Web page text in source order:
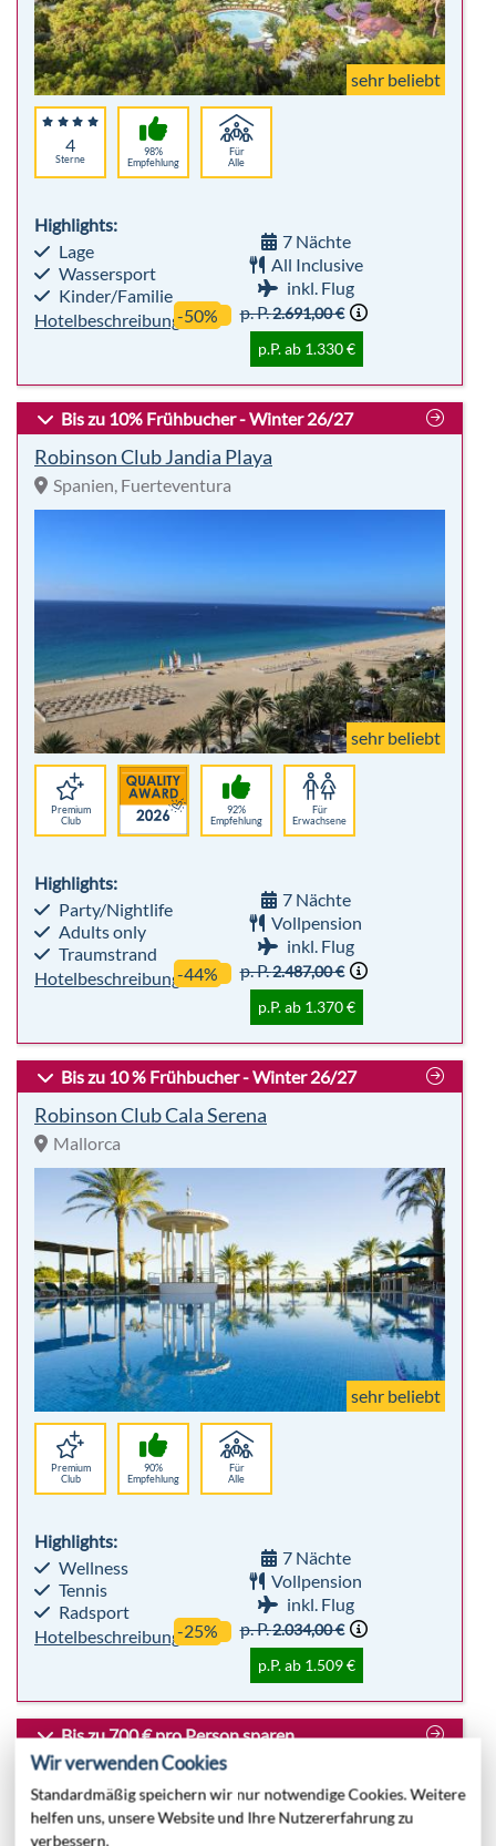
Highlights:
Lage
Wassersport
Kinder/Familie
Hotelbeschreibung
7 Nächte
All Inclusive
p. P.
Bis zu 10% Frühbucher - Winter 26/27
Robinson Club Jandia Playa
Spanien, Fuerteventura
Für
Erwachsene
Highlights:
Party/Nightlife
Adults only
Traumstrand
Hotelbeschreibung
7 Nächte
Vollpension
inkl. Flug
-44%
p. P.
2.487,00 €
p.P. ab 1.370 €
Bis zu 10 % Frühbucher - Winter 26/27
Robinson Club Cala Serena
Mallorca
sehr beliebt
Premium
Club
90%
Empfehlung
Für
Alle
Highlights:
Wellness
Tennis
Radsport
Hotelbeschreibung
7 Nächte
Vollpension
p. P.
Bis zu 700 € pro Person sparen
TUI MAGIC LIFE Candia Maris
Kreta All Inclusive
Wir verwenden Cookies
Standardmäßig speichern wir nur notwendige Cookies. Weitere
helfen uns, unsere Website und Ihre Nutzererfahrung zu
verbessern.